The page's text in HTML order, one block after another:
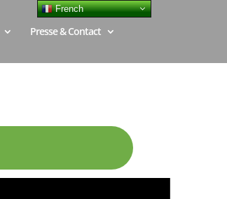
Presse & Contact
French